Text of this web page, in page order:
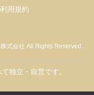
利用規約
式会社 All Rights Reserved.
独立・自営です。